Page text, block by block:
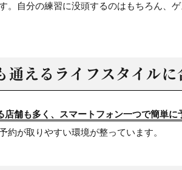
。自分の練習に没頭するのはもちろん、
通える ライフスタイル
店舗も多く、スマートフォン一つで簡単に
約が取りやすい環境が整っています。